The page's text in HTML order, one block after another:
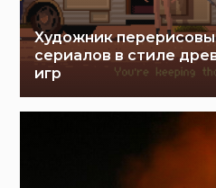
Художник
сериалов в стиле
игр